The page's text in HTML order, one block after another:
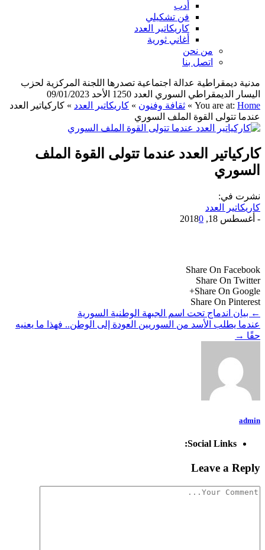
أدب
فن تشكيلي
كاريكاتير العدد
أغاني ثورية
من نحن
اتصل بنا
مدنية ديمقراطية عدالة اجتماعية تصدرها اللجنة المركزية لحزب
اليسار الديمقراطي السوري العدد 1250 الأحد 09/01/2023
You are at: Home
» ثقافة وفنون » كاريكاتير العدد » كاركياتير العدد
عندما تتولى القوة الملف السوري
كاركياتير العدد عندما تتولى القوة الملف
السوري
نشرت في:
كاريكاتير العدد
- أغسطس 18, 2018 0
Share On Facebook
Share On Twitter
Share On Google+
Share On Pinterest
← بيان اندماج تحت اسم الجبهة الوطنية السورية
عندما يطلب الأسد من السوريين العودة إلى الوطن.. فهذا ما يعنيه
حقًا →
admin
Social Links:
Leave a Reply